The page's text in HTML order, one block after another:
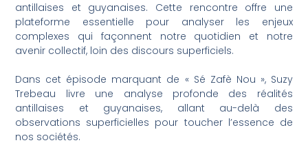
antillaises et guyanaises. Cette rencontre offre une
plateforme essentielle pour analyser les enjeux
complexes qui façonnent notre quotidien et notre
avenir collectif, loin des discours superficiels.
Dans cet épisode marquant de « Sé Zafè Nou », Suzy
Trebeau livre une analyse profonde des réalités
antillaises et guyanaises, allant au-delà des
observations superficielles pour toucher l’essence de
nos sociétés.